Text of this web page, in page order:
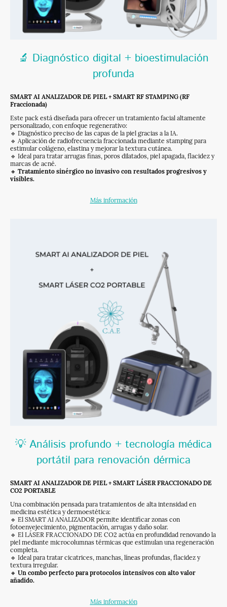
🔬 Diagnóstico digital + bioestimulación
profunda
SMART AI ANALIZADOR DE PIEL + SMART RF STAMPING (RF
Fraccionada)
Este pack está diseñada para ofrecer un tratamiento facial altamente
personalizado, con enfoque regenerativo:
🔹 Diagnóstico preciso de las capas de la piel gracias a la IA.
🔹 Aplicación de radiofrecuencia fraccionada mediante stamping para
estimular colágeno, elastina y mejorar la textura cutánea.
🔹 Ideal para tratar arrugas finas, poros dilatados, piel apagada, flacidez y
marcas de acné.
🔸 Tratamiento sinérgico no invasivo con resultados progresivos y
visibles.
Más información
💡 Análisis profundo + tecnología médica
portátil para renovación dérmica
SMART AI ANALIZADOR DE PIEL + SMART LÁSER FRACCIONADO DE
CO2 PORTABLE
Una combinación pensada para tratamientos de alta intensidad en
medicina estética y dermoestética:
🔹 El SMART AI ANALIZADOR permite identificar zonas con
fotoenvejecimiento, pigmentación, arrugas y daño solar.
🔹 El LÁSER FRACCIONADO DE CO2 actúa en profundidad renovando la
piel mediante microcolumnas térmicas que estimulan una regeneración
completa.
🔹 Ideal para tratar cicatrices, manchas, líneas profundas, flacidez y
textura irregular.
🔸 Un combo perfecto para protocolos intensivos con alto valor
añadido.
Más información